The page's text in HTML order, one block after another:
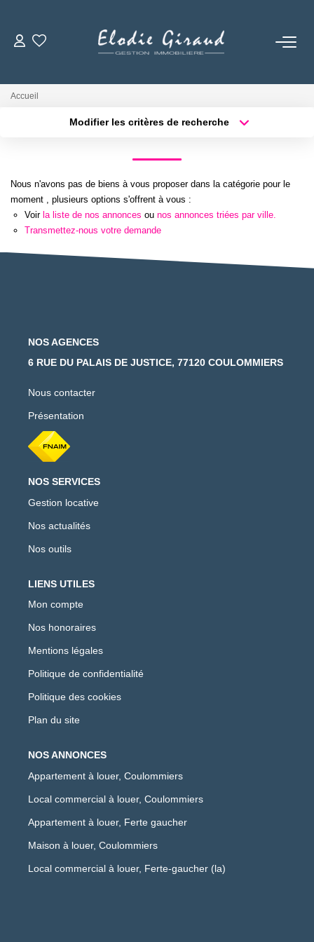
GESTION LOCATIVE
Accueil
Modifier les critères de recherche
Surface min Budget max
Plus de critères Créer une alerte
Nous n'avons pas de biens à vous proposer dans la catégorie pour le
moment , plusieurs options s'offrent à vous :
Voir la liste de nos annonces ou nos annonces triées par ville.
Transmettez-nous votre demande
NOS AGENCES
6 RUE DU PALAIS DE JUSTICE, 77120 COULOMMIERS
Nous contacter
Présentation
NOS SERVICES
Gestion locative
Nos actualités
Nos outils
LIENS UTILES
Mon compte
Nos honoraires
Mentions légales
Politique de confidentialité
Politique des cookies
Plan du site
NOS ANNONCES
Appartement à louer, Coulommiers
Local commercial à louer, Coulommiers
Appartement à louer, Ferte gaucher
Maison à louer, Coulommiers
Local commercial à louer, Ferte-gaucher (la)